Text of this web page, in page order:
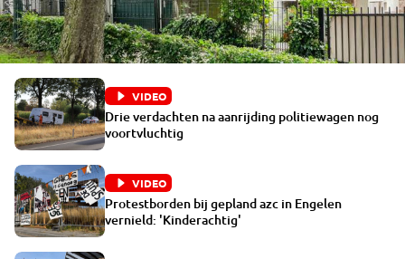
VIDEO
Drie verdachten na aanrijding politiewagen nog
voortvluchtig
VIDEO
Protestborden bij gepland azc in Engelen
vernield: 'Kinderachtig'